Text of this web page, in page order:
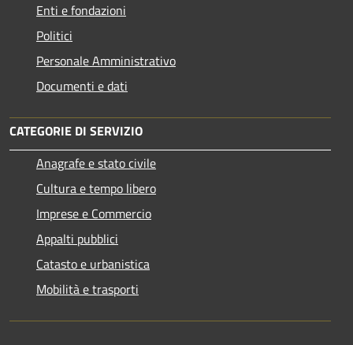
Enti e fondazioni
Politici
Personale Amministrativo
Documenti e dati
CATEGORIE DI SERVIZIO
Anagrafe e stato civile
Cultura e tempo libero
Imprese e Commercio
Appalti pubblici
Catasto e urbanistica
Mobilità e trasporti